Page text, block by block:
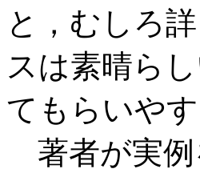
と，むしろ
スは素晴ら
てもらいや
著者が実例